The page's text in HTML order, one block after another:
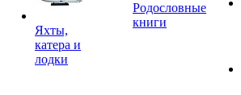
Яхты,
катера и
лодки
Родословные
книги